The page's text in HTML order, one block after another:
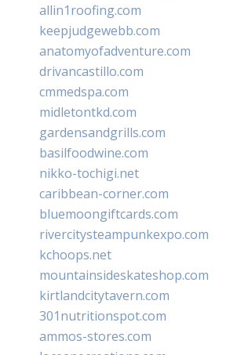
allin1roofing.com
keepjudgewebb.com
anatomyofadventure.com
drivancastillo.com
cmmedspa.com
midletontkd.com
gardensandgrills.com
basilfoodwine.com
nikko-tochigi.net
caribbean-corner.com
bluemoongiftcards.com
rivercitysteampunkexpo.com
kchoops.net
mountainsideskateshop.com
kirtlandcitytavern.com
301nutritionspot.com
ammos-stores.com